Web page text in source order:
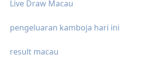
Live Draw Macau
pengeluaran kamboja hari ini
result macau